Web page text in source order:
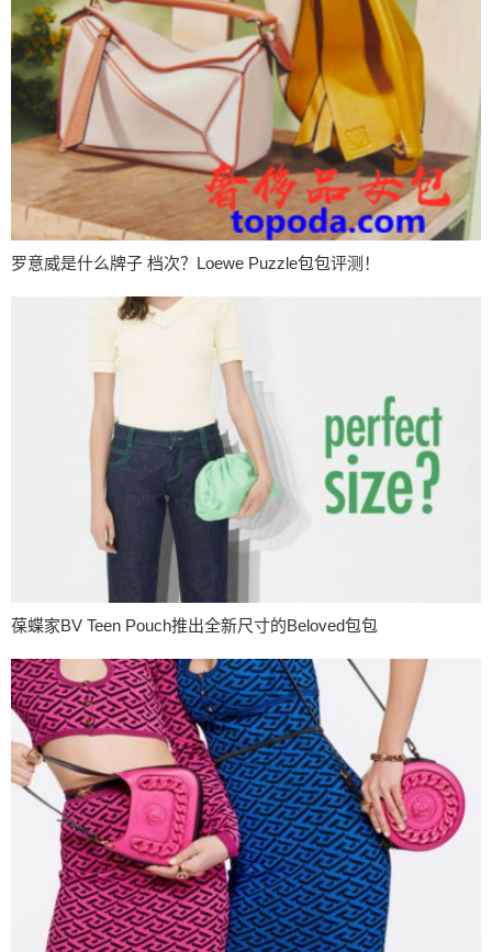
罗意威是什么牌子 档次？Loewe Puzzle包包评测！
葆蝶家BV Teen Pouch推出全新尺寸的Beloved包包